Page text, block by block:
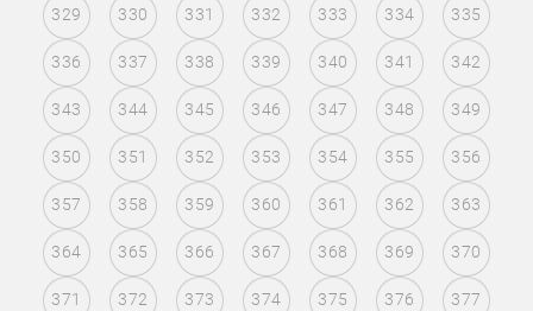
329 330 331 332 333 334 335
336 337 338 339 340 341 342
343 344 345 346 347 348 349
350 351 352 353 354 355 356
357 358 359 360 361 362 363
364 365 366 367 368 369 370
371 372 373 374 375 376 377